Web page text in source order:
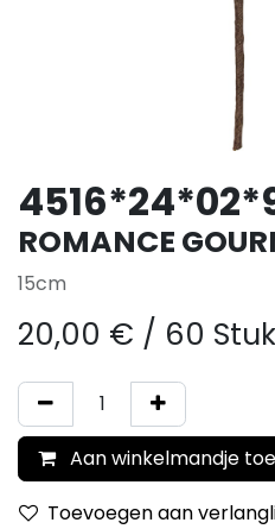
ROMANCE
15cm
20,00 € / 60
Aan winkelmandje
Toevoegen aan